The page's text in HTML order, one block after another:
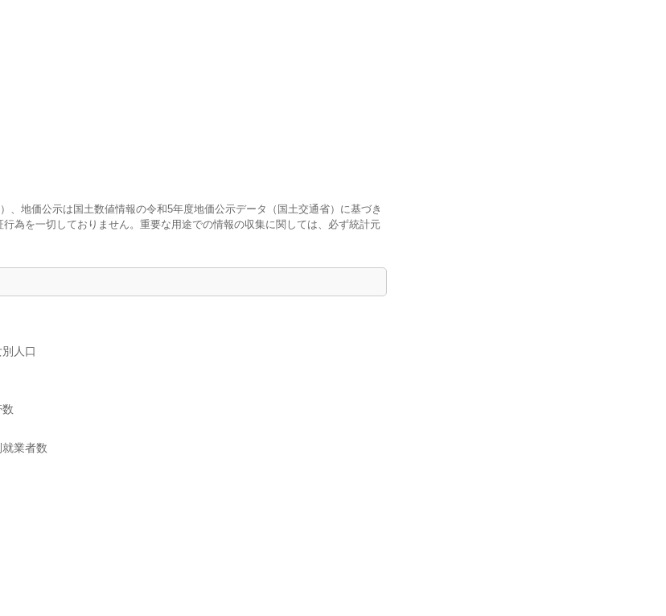
地価公示は国土数値情報の令和5年度地価公示データ（国土交通省）に基づき
為を一切しておりません。重要な用途での情報の収集に関しては、必ず統計元
人口
業者数